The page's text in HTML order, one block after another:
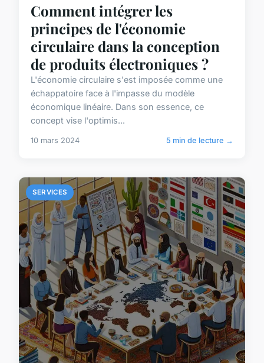
Comment intégrer les
principes de l'économie
circulaire dans la conception
de produits électroniques ?
L'économie circulaire s'est imposée comme une
échappatoire face à l'impasse du modèle
économique linéaire. Dans son essence, ce
concept vise l'optimis...
10 mars 2024 5 min de lecture →
SERVICES